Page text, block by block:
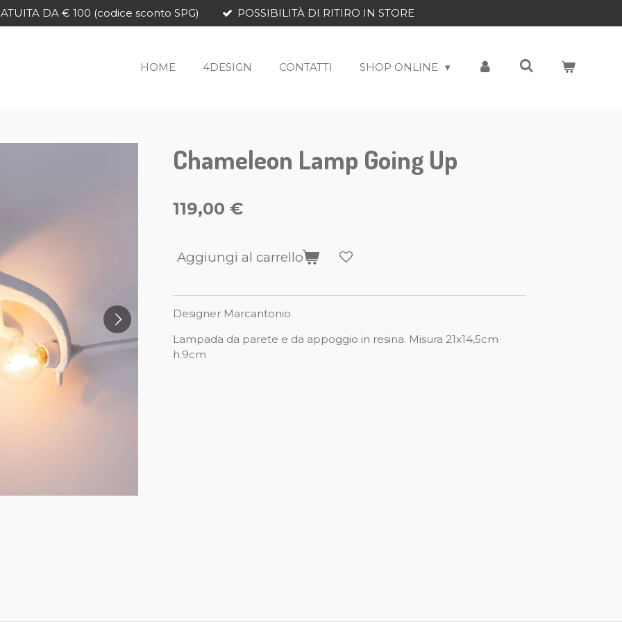
DA € 100 (codice sconto SPG) POSSIBILITÀ DI RITIRO IN STORE
HOME 4DESIGN CONTATTI SHOP ONLINE
Chameleon Lamp Going Up
119,00 €
Aggiungi al carrello
Designer Marcantonio
Lampada da parete e da appoggio in resina. Misura 21x14,5cm
h.9cm